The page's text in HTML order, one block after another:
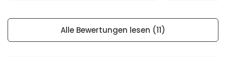
Alle Bewertungen lesen (11)